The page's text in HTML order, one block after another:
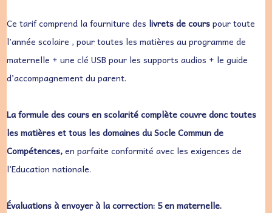
Ce tarif comprend la fourniture des livrets de courspour toute
l’année scolaire , pour toutes les matières au programme de
maternelle + une clé USB pour les supports audios + le guide
d’accompagnement du parent.
La formule des cours en scolarité complète couvre donc toutes
les matières et tous les domaines du Socle Commun de
Compétences,en parfaite conformité avec les exigences de
l’Education nationale.
Évaluations à envoyer à la correction: 5 en maternelle.